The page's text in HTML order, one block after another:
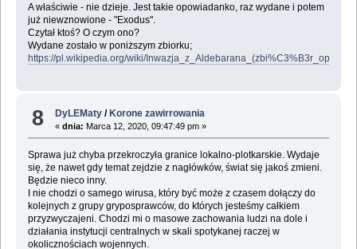
A właściwie - nie dzieje. Jest takie opowiadanko, raz wydane i potem
już niewznowione - "Exodus".
Czytał ktoś? O czym ono?
Wydane zostało w poniższym zbiorku;
https://pl.wikipedia.org/wiki/
8 DyLEMaty / Korone zawirrowania
«dnia: Marca 12, 2020, 09:47:49 pm »
Sprawa już chyba przekroczyła granice lokalno-plotkarskie. Wydaje
się, że nawet gdy temat zejdzie z nagłówków, świat się jakoś zmieni.
Będzie nieco inny.
I nie chodzi o samego wirusa, który być może z czasem dołączy do
kolejnych z grupy gryposprawców, do których jesteśmy całkiem
przyzwyczajeni. Chodzi mi o masowe zachowania ludzi na dole i
działania instytucji centralnych w skali spotykanej raczej w
okolicznościach wojennych.